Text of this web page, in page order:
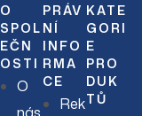
O
SPOL
EČN
OSTI
O
PRÁV
NÍ
INFO
RMA
CE
Rek
KATE
GORI
E
PRO
DUK
TŮ